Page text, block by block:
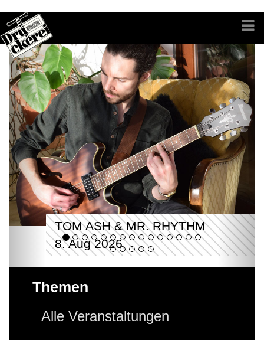
TOM ASH & MR. RHYTHM
8. Aug 2026
Themen
Alle Veranstaltungen